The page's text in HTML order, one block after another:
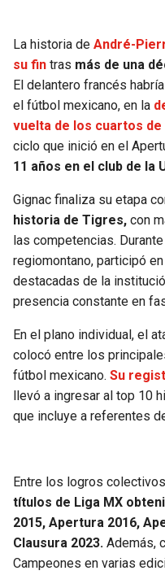
PACKERS
VIKINGS
FALCONS
SAINTS
BUCCANEERS
TIMBERWOLVES
THUNDER
TRAIL BLAZERS
La historia de André-
su fin tras más de una
El delantero francés
el fútbol mexicano, en la
vuelta de los cuartos de
ciclo que inició en el
11 años en el club de la
Gignac finaliza su etapa
historia de Tigres, con
las competencias.
regiomontano, participó
destacadas de la
presencia constante en
En el plano individual, el
colocó entre los
fútbol mexicano. Su
llevó a ingresar al top 10
que incluye a referentes
Entre los logros
títulos de Liga MX
2015, Apertura 2016,
Clausura 2023. Además,
Campeones en varias